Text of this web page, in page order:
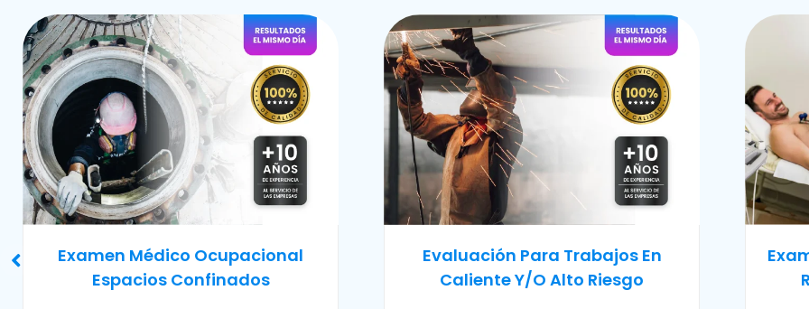
Evaluación Para Trabajos En
Caliente Y/o Alto Riesgo
Examen Médico Ocupacional De
Reincorporación Laboral